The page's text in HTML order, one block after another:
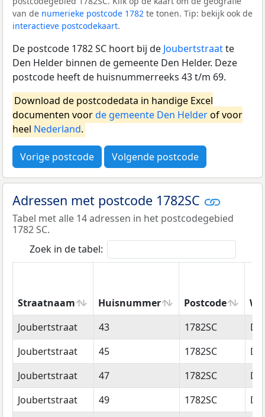
van de numerieke postcode 1782 te tonen. Tip: bekijk ook de
interactieve postcodekaart.
De postcode 1782 SC hoort bij de Joubertstraatte
Den Helder binnen de gemeente Den Helder. Deze
postcode heeft de huisnummerreeks 43 t/m 69.
Download de postcodedata in handige Excel
documenten voorde gemeente Den Helderof voor
heel Nederland.
Vorige postcode Volgende postcode
Adressen met postcode 1782SC
Tabel met alle 14 adressen in het postcodegebied
1782 SC.
Zoek in de tabel:
Straatnaam Huisnummer Postcode
Straatnaam
Huisnummer Postcode
Joubertstraat 43 1782SC
Joubertstraat
45 1782SC
Joubertstraat
47 1782SC
Joubertstraat
49 1782SC